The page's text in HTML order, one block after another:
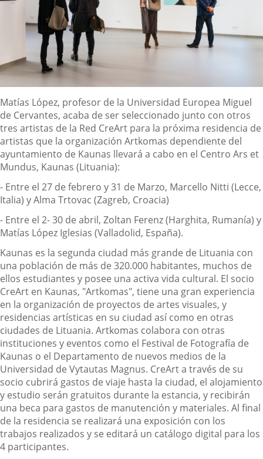
Descripción
Matías López, profesor de la Universidad Europea Miguel
de Cervantes, acaba de ser seleccionado junto con otros
tres artistas de la Red CreArt para la próxima residencia de
artistas que la organización Artkomas dependiente del
ayuntamiento de Kaunas llevará a cabo en el Centro Ars et
Mundus, Kaunas (Lituania):
- Entre el 27 de febrero y 31 de Marzo, Marcello Nitti (Lecce,
Italia) y Alma Trtovac (Zagreb, Croacia)
- Entre el 2- 30 de abril, Zoltan Ferenz (Harghita, Rumanía) y
Matías López Iglesias (Valladolid, España).
Kaunas es la segunda ciudad más grande de Lituania con
una población de más de 320.000 habitantes, muchos de
ellos estudiantes y posee una activa vida cultural. El socio
CreArt en Kaunas, "Artkomas", tiene una gran experiencia
en la organización de proyectos de artes visuales, y
residencias artísticas en su ciudad así como en otras
ciudades de Lituania. Artkomas colabora con otras
instituciones y eventos como el Festival de Fotografía de
Kaunas o el Departamento de nuevos medios de la
Universidad de Vytautas Magnus. CreArt a través de su
socio cubrirá gastos de viaje hasta la ciudad, el alojamiento
y estudio serán gratuitos durante la estancia, y recibirán
una beca para gastos de manutención y materiales. Al final
de la residencia se realizará una exposición con los
trabajos realizados y se editará un catálogo digital para los
4 participantes.